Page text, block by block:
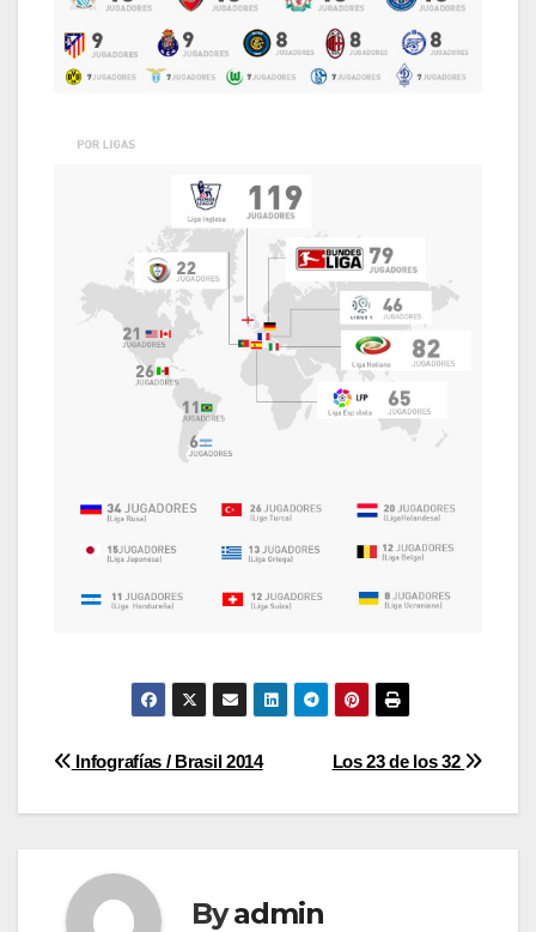
Post
navigation
Los 23 de los 32
Infografías / Brasil 2014
Byadmin